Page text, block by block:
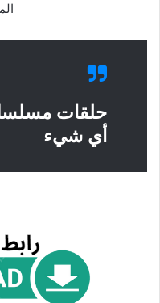
حلقات
أي شيء